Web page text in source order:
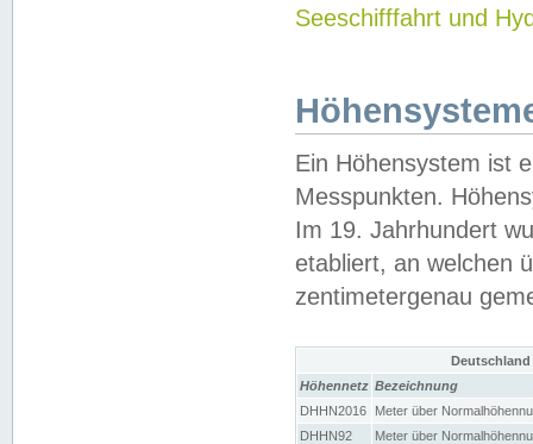
Seeschifffahrt und
Ein Höhensystem ist
Messpunkten.
Im 19. Jahrhundert
etabliert, an welchen
zentimetergenau
Höhennetz Bezeichnung
DHHN2016
Meter über
DHHN92
Meter über